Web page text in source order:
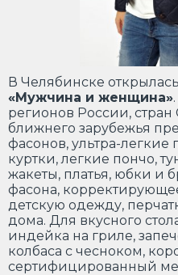
В Челябинске
«Мужчина и женщина»
регионов России, стран
ближнего зарубежья
фасонов, ультра-легкие
куртки, легкие пончо,
жакеты, платья, юбки и
фасона,
детскую одежду,
дома. Для вкусного
индейка на гриле,
колбаса с чесноком,
сертифицированный